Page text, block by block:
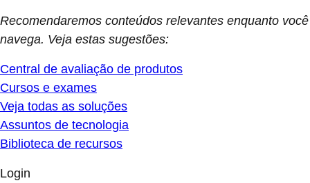
Recomendaremos conteúdos relevantes enquanto você
navega. Veja estas sugestões:
Central de avaliação de produtos
Cursos e exames
Veja todas as soluções
Assuntos de tecnologia
Biblioteca de recursos
Login